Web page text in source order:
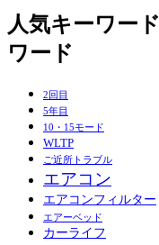
人気キーワード
ワード
2回目
5年目
10・15モード
WLTP
ご近所トラブル
エアコン
エアコンフィルター
エアーベッド
カーライフ